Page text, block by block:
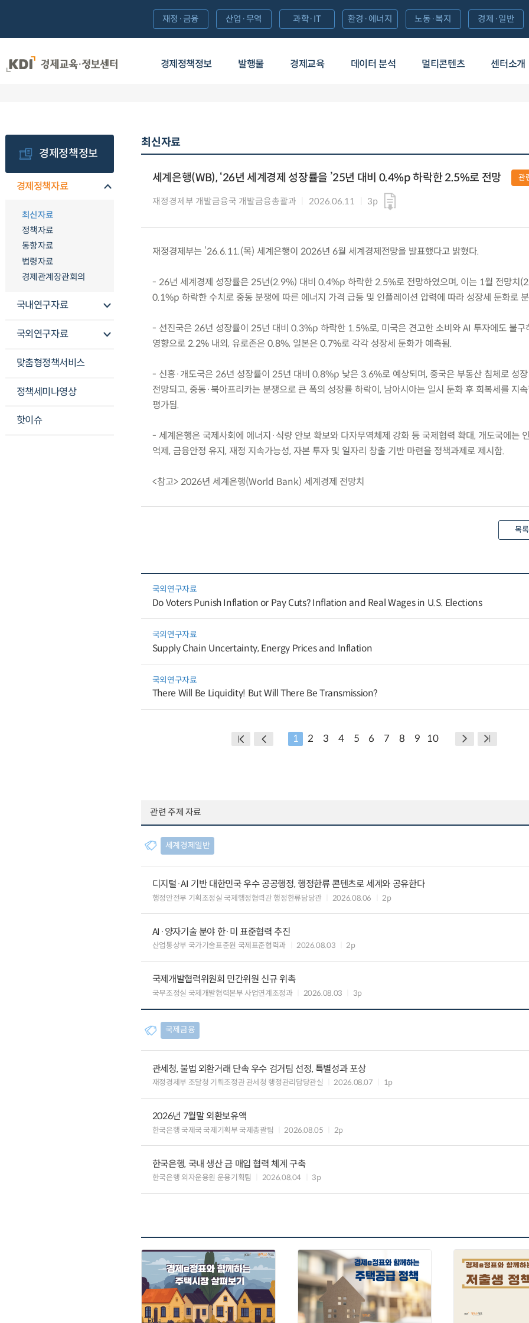
경제정책정보 발행물 경제교육 데이터 분석 멀티콘텐츠 센터소개
재정·금융 산업·무역 과학·IT 환경·에너지 노동·복지 경제·일반
경제정책정보
경제정책자료
최신자료
정책자료
동향자료
법령자료
경제관계장관회의
국내연구자료
국외연구자료
맞춤형정책서비스
정책세미나영상
핫이슈
최신자료
세계은행(WB), ‘26년 세계경제 성장률을 ’25년 대비 0.4%p 하락한 2.5%로 전망
재정경제부 개발금융국 개발금융총괄과 2026.06.11 3p
관
재정경제부는 ’26.6.11.(목) 세계은행이 2026년 6월 세계경제전망을 발표했다고 밝혔다.
- 26년 세계경제 성장률은 25년(2.9%) 대비 0.4%p 하락한 2.5%로 전망하였으며, 이는 1월 전망치
0.1%p 하락한 수치로 중동 분쟁에 따른 에너지 가격 급등 및 인플레이션 압력에 따라 성장세 둔화로
- 선진국은 26년 성장률이 25년 대비 0.3%p 하락한 1.5%로, 미국은 견고한 소비와 AI 투자에도 불구
영향으로 2.2% 내외, 유로존은 0.8%, 일본은 0.7%로 각각 성장세 둔화가 예측됨.
- 신흥·개도국은 26년 성장률이 25년 대비 0.8%p 낮은 3.6%로 예상되며, 중국은 부동산 침체로 성
전망되고, 중동·북아프리카는 분쟁으로 큰 폭의 성장률 하락이, 남아시아는 일시 둔화 후 회복세를 지
평가됨.
- 세계은행은 국제사회에 에너지·식량 안보 확보와 다자무역체제 강화 등 국제협력 확대, 개도국에는
억제, 금융안정 유지, 재정 지속가능성, 자본 투자 및 일자리 창출 기반 마련을 정책과제로 제시함.
<참고> 2026년 세계은행(World Bank) 세계경제 전망치
목록
국외연구자료
Do Voters Punish Inflation or Pay Cuts? Inflation and Real Wages in U.S. Elections
국외연구자료
Supply Chain Uncertainty, Energy Prices and Inflation
국외연구자료
There Will Be Liquidity! But Will There Be Transmission?
1 2 3 4 5 6 7 8 9 10
관련 주제 자료
세계경제일반
디지털·AI 기반 대한민국 우수 공공행정, 행정한류 콘텐츠로 세계와 공유한다
행정안전부 기획조정실 국제행정협력관 행정한류담당관 2026.08.06 2p
AI·양자기술 분야 한·미 표준협력 추진
산업통상부 국가기술표준원 국제표준협력과 2026.08.03 2p
국제개발협력위원회 민간위원 신규 위촉
국무조정실 국제개발협력본부 사업연계조정과 2026.08.03 3p
국제금융
관세청, 불법 외환거래 단속 우수 검거팀 선정, 특별성과 포상
재정경제부 조달청 기획조정관 관세청 행정관리담당관실 2026.08.07 1p
2026년 7월말 외환보유액
한국은행 국제국 국제기획부 국제총괄팀 2026.08.05 2p
한국은행, 국내 생산 금 매입 협력 체계 구축
한국은행 외자운용원 운용기획팀 2026.08.04 3p